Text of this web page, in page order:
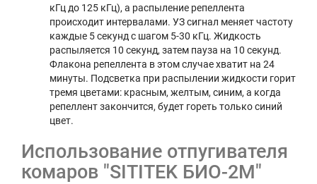
кГц до 125 кГц), а распыление репеллента
происходит интервалами. УЗ сигнал меняет частоту
каждые 5 секунд с шагом 5-30 кГц. Жидкость
распыляется 10 секунд, затем пауза на 10 секунд.
Флакона репеллента в этом случае хватит на 24
минуты. Подсветка при распылении жидкости горит
тремя цветами: красным, желтым, синим, а когда
репеллент закончится, будет гореть только синий
цвет.
Использование отпугивателя
комаров "SITITEK БИО-2М"